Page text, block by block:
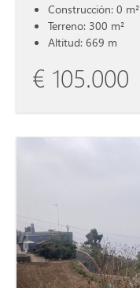
Construcción: 0 m²
Terreno: 300 m²
Altitud: 669 m
€ 105.000